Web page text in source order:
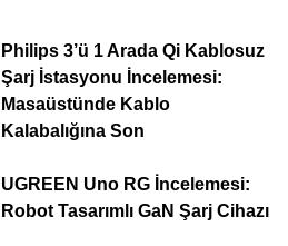
Philips 3’ü 1 Arada Qi Kablosuz
Şarj İstasyonu İncelemesi:
Masaüstünde Kablo
Kalabalığına Son
UGREEN Uno RG İncelemesi:
Robot Tasarımlı GaN Şarj Cihazı